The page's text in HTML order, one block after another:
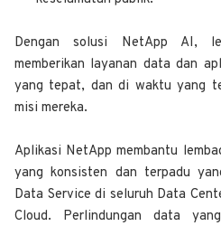
Dengan solusi NetApp AI,
memberikan layanan data dan
yang tepat, dan di waktu yang
misi mereka.
Aplikasi NetApp membantu
yang konsisten dan terpadu
Data Service di seluruh Data
Cloud. Perlindungan data